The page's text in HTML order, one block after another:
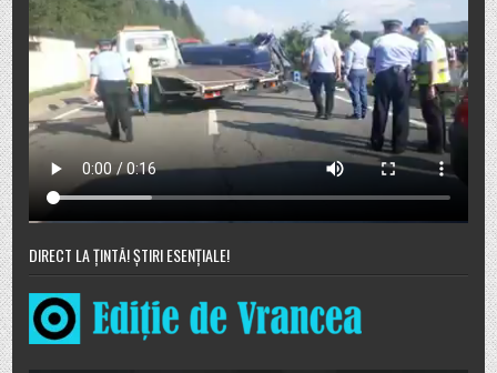
DIRECT LA ȚINTĂ! ȘTIRI ESENȚIALE!